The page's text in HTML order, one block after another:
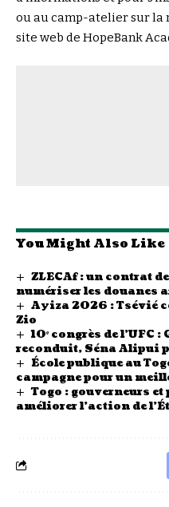
ou au camp-atelier sur la
site web de HopeBank
You Might Also Like
ZLECAf : un contrat
numériser les douanes
Ayiza 2026 : Tsévié
Zio
10ᵉ congrès de
reconduit, Séna Alipui
École publique au
campagne pour un
Togo : gouverneurs
améliorer l’action de